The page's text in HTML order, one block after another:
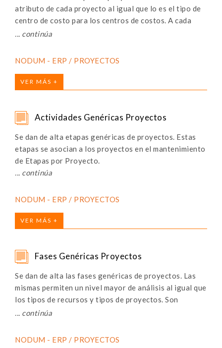
atributo de cada proyecto al igual que lo es el tipo de
centro de costo para los centros de costos. A cada
proyecto se le asociará un Tipo de proyecto,
proyectos.
NODUM - ERP / PROYECTOS
VER MÁS +
Actividades Genéricas Proyectos
Se dan de alta etapas genéricas de proyectos. Estas
etapas se asocian a los proyectos en el mantenimiento
de Etapas por Proyecto.
NODUM - ERP / PROYECTOS
VER MÁS +
Fases Genéricas Proyectos
Se dan de alta las fases genéricas de proyectos. Las
mismas permiten un nivel mayor de análisis al igual que
los tipos de recursos y tipos de proyectos. Son
genéricas debido a que podrán ser utilizadas en todos
proyecto podrá tener sus fases particulares que no
NODUM - ERP / PROYECTOS